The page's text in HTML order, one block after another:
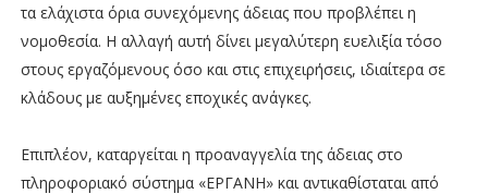
τα ελάχιστα όρια συνεχόμενης άδειας που προβλέπει η
νομοθεσία. Η αλλαγή αυτή δίνει μεγαλύτερη ευελιξία τόσο
στους εργαζόμενους όσο και στις επιχειρήσεις, ιδιαίτερα σε
κλάδους με αυξημένες εποχικές ανάγκες.
Επιπλέον, καταργείται η προαναγγελία της άδειας στο
πληροφοριακό σύστημα «ΕΡΓΑΝΗ» και αντικαθίσταται από